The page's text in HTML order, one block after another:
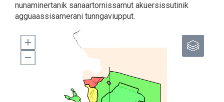
nunaminertanik sanaartornissamut akuersissutinik
agguaassisarnerani tunngaviupput.